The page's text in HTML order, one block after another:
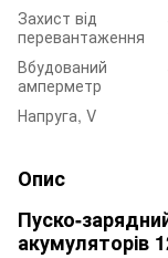
Захист від
перевантаження
Вбудований
амперметр
Напруга, V
Опис
Пуско-
акумуляторів